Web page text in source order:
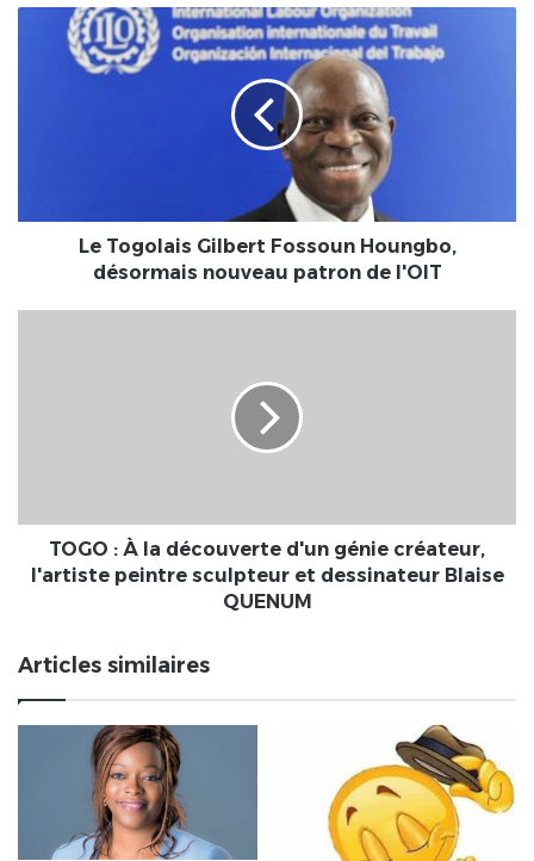
Togolais
de
Le Togolais Gilbert Fossoun Houngbo,
désormais nouveau patron de l'OIT
l'artiste
peintre
sculpteur
QUENUM
TOGO : À la découverte d'un génie créateur,
l'artiste peintre sculpteur et dessinateur Blaise
QUENUM
Articles similaires